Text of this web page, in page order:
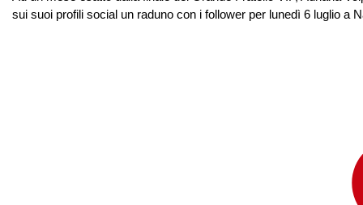
sui suoi profili social un raduno con i follower per lunedì 6 luglio a